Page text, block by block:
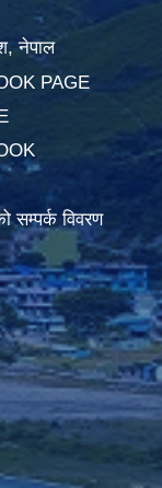
नेपाल
PAGE
सम्पर्क विवरण